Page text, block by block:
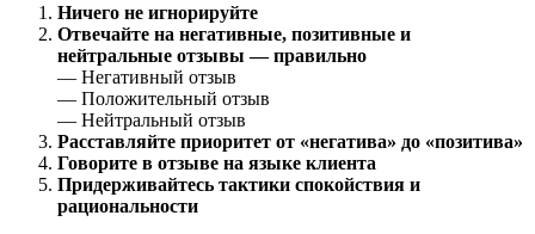
Ничего не игнорируйте
Отвечайте на негативные, позитивные и
нейтральные отзывы — правильно
— Негативный отзыв
— Положительный отзыв
— Нейтральный отзыв
Расставляйте приоритет от «негатива» до «позитива»
Говорите в отзыве на языке клиента
Придерживайтесь тактики спокойствия и
рациональности